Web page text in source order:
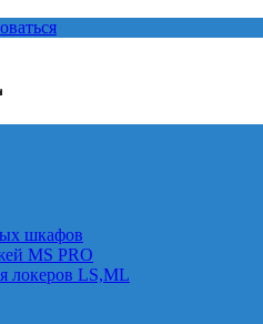
шкафов
MS PRO
локеров LS,ML